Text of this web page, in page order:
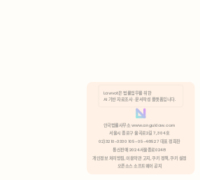
분석 쿠키 허용
Lawvot은 법률업무를 위한
AI 기반 자료조사 · 문서작성 플랫폼입니다.
안국법률사무소 www.anguklaw.com
서울시 종로구 율곡로2길 7, 304호
02)3210-3330 105-05-48527 대표 정희찬
통신판매 2024서울종로0248
개인정보 처리방침, 이용약관 고지, 쿠키 정책, 쿠키 설정
오픈소스 소프트웨어 공지